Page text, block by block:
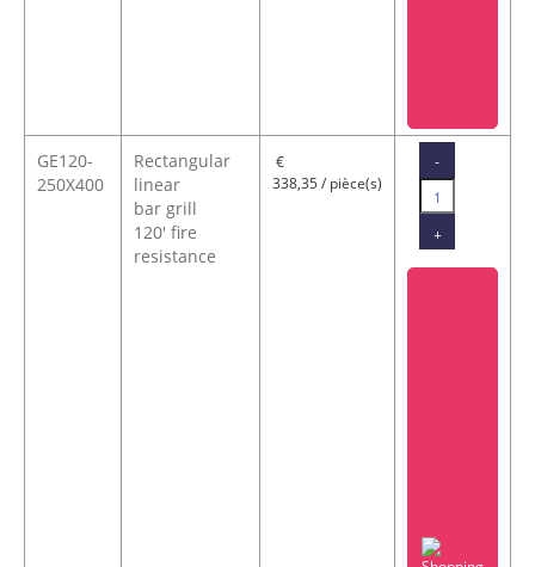
GE120-
250X400
Rectangular
linear
bar grill
120' fire
resistance
338,35 / pièce(s)